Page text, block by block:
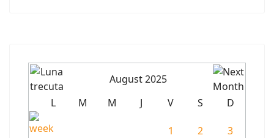
August 2025
L
M M J V S D
1 2 3